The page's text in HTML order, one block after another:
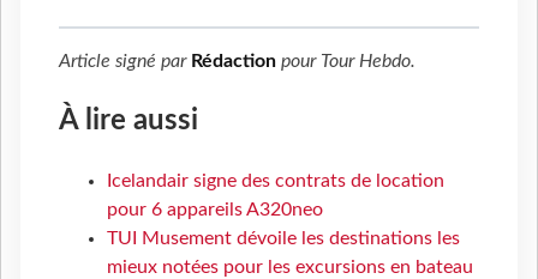
Article signé par Rédaction pour Tour Hebdo.
À lire aussi
Icelandair signe des contrats de location
pour 6 appareils A320neo
TUI Musement dévoile les destinations les
mieux notées pour les excursions en bateau